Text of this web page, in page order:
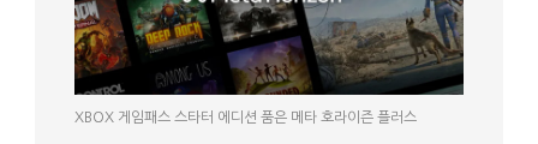
XBOX 게임패스 스타터 에디션 품은 메타 호라이즌 플러스